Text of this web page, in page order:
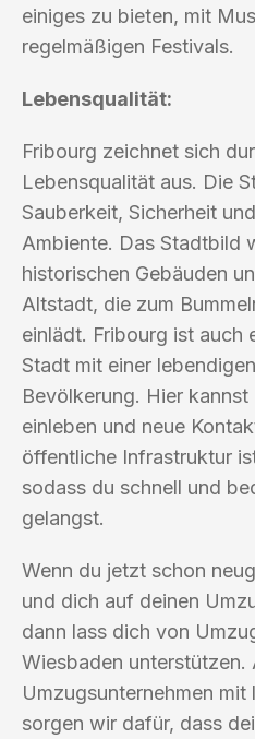
einiges zu bieten, mit
regelmäßigen Festivals.
Lebensqualität:
Fribourg zeichnet sich
Lebensqualität aus. Die
Sauberkeit, Sicherheit
Ambiente. Das Stadtbild
historischen Gebäuden
Altstadt, die zum
einlädt. Fribourg ist auch
Stadt mit einer
Bevölkerung. Hier
einleben und neue
öffentliche Infrastruktur
sodass du schnell und
gelangst.
Wenn du jetzt schon
und dich auf deinen
dann lass dich von
Wiesbaden unterstützen.
Umzugsunternehmen mit
sorgen wir dafür, dass